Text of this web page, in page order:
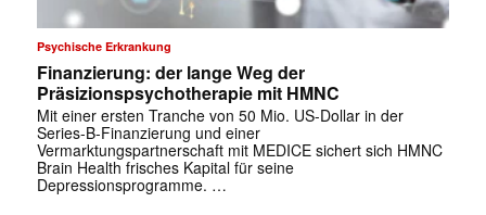
Psychische Erkrankung
Finanzierung: der lange Weg der
Präsizionspsychotherapie mit HMNC
Mit einer ersten Tranche von 50 Mio. US-Dollar in der
Series-B-Finanzierung und einer
Vermarktungspartnerschaft mit MEDICE sichert sich HMNC
Brain Health frisches Kapital für seine
Depressionsprogramme. …